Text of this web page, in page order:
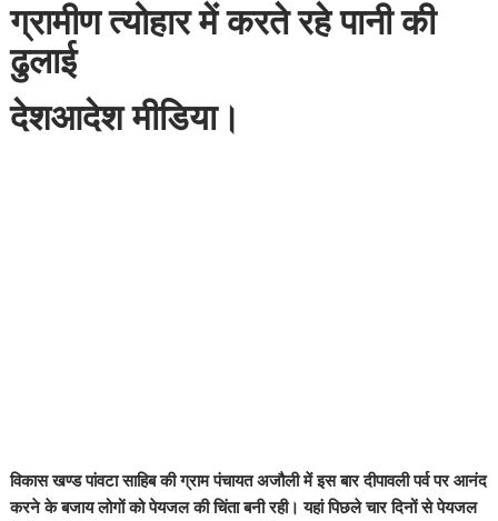
ग्रामीण त्योहार में करते रहे पानी की
ढुलाई
देशआदेश मीडिया।
विकास खण्ड पांवटा साहिब की ग्राम पंचायत अजौली में इस बार दीपावली पर्व पर आनंद
करने के बजाय लोगों को पेयजल की चिंता बनी रही। यहां पिछले चार दिनों से पेयजल